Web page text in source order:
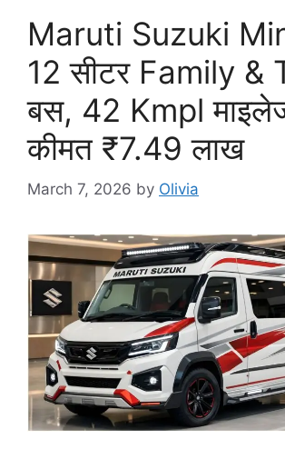
Maruti Suzuki
12 सीटर Family &
बस, 42 Kmpl
कीमत ₹7.49 लाख
March 7, 2026 by Olivia